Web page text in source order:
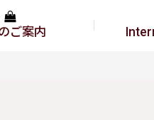
ご案内